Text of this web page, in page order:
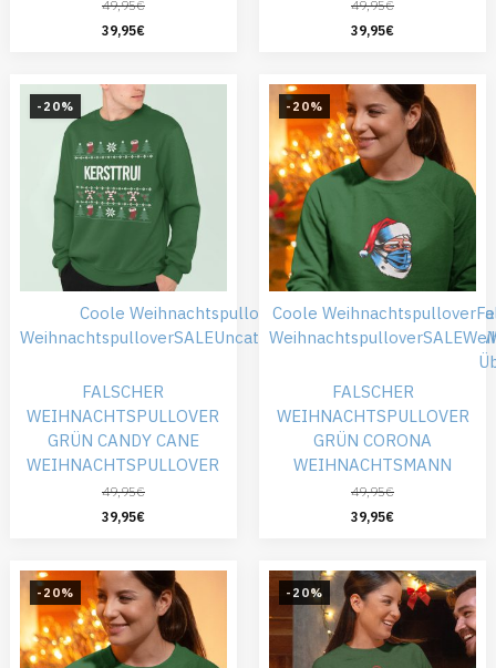
49,95€
39,95€
49,95€
39,95€
-20%
Coole WeihnachtspulloverFalsche
WeihnachtspulloverSALEUncategorizedWeihnachtskleidung
FALSCHER
WEIHNACHTSPULLOVER
GRÜN CANDY CANE
WEIHNACHTSPULLOVER
49,95€
39,95€
-20%
Coole Weihnachtspullover
WeihnachtspulloverSALE
FALSCHER
WEIHNACHTSPULLOVER
GRÜN CORONA
WEIHNACHTSMANN
49,95€
39,95€
-20% -20%